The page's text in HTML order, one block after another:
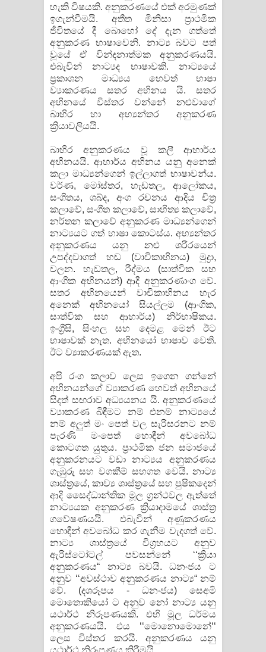
හැකි විෂයකි. අනුකරණයේ එක් අරමුණක්
ඉගැන්වීමයි. අතීත මිනිසා ප්‍රාථමික
ජීවිතයේ දී බොහෝ දේ දැන ගත්තේ
අනුකරණ භාෂාවෙනි. නාට්‍ය බවට පත්
වූයේ ඒ වින්දනාත්මක අනුකරණයයි.
එබැවින් නාට්‍යද භාෂාවකි. නාට්‍යයේ
ප්‍රකාශන මාධ්‍යය හෙවත් භාෂා
ව්‍යාකරණය සතර අභිනය යි. සතර
අභිනයේ විස්තර වන්නේ නළුවාගේ
බාහිර හා අභ්‍යන්තර අනුකරණ
ක්‍රියාවලියයි.
බාහිර අනුකරණය වූ කලී ආහාර්ය
අභිනයයි. ආහාර්ය අභිනය යනු අනෙක්
කලා මාධ්‍යන්ගෙන් ඉල්ලාගත් භාෂාවන්ය.
වර්ණ, මෝස්තර, හැඩතල, ආලෝකය,
සංගිතය, ශබ්ද, අංග රචනය ආදිය චිත්‍ර
කලාවේ, සංගීත කලාවේ, සාහිත්‍ය කලාවේ,
නර්තන කලාවේ අනුකරණ මාධ්‍යන්ගෙන්
නාට්‍යයට ගත් භාෂා කොටස්ය. අභ්‍යන්තර
අනුකරණය යනු නළු ශරීරයෙන්
උපද්දවාගත් හඬ (වාචිකාභිනය) මුද්‍රා,
චලන. හැඩතල, රිද්මය (සාත්වික සහ
ආංගික අභිනයන්) ආදී අනුකරණාංග වේ.
සතර අභිනයෙන් වාචිකාභිනය හැර
අනෙක් අභිනයෝ සියල්ලම (ආංගික,
සාත්වික සහ ආහාර්ය) නිර්භාෂිකය.
ඉංග්‍රීසි, සිංහල සහ දෙමළ මෙන් ඊට
භාෂාවක් නැත. අභිනයෝ භාෂාව වෙති.
ඊට ව්‍යාකරණයක් ඇත.
අපි රංග කලාව ලෙස ඉගෙන ගන්නේ
අභිනයන්ගේ ව්‍යාකරණ හෙවත් අභිනයේ
සිදත් සඟරාව අධ්‍යයනය යි. අනුකරණයේ
ව්‍යාකරණ බිඳීමට නම් එනම් නාට්‍යයේ
නම් අලුත් මං පෙත් වල සැරිසරනට නම්
පැරණි මංපෙත් හොඳීන් අවබෝධ
කොටගත යුතුය. ප්‍රාථමික ජන සමාජයේ
අනුකරනයට වඩා නාට්‍යය අනුකරණය
ගැඹුරු සහ වගකීම් සහගත වෙයි. නාට්‍ය
ශාස්ත්‍රයේ, කාව්‍ය ශාස්ත්‍රයේ සහ පුෂිකදෙන්
ආදි සෛද්ධාන්තික මූල ග්‍රන්ථවල ඇත්තේ
නාට්‍යයක අනුකරණ ක්‍රියාදාමයේ ශාස්ත්‍ර
ගවේෂණයයි. එබැවින් අණුකරණය
හොඳීන් අවබෝධ කර ගැනීම වැදගත් වේ.
නාට්‍ය ශාස්ත්‍රයේ විග්‍රහයට අනුව
ඇරිස්ටෝටල් පවසන්නේ ‘‘ක්‍රියා
අනුකරණය“ නාට්‍ය බවයි. ධනංජය ට
අනුව ‘‘අවස්ථාව අනුකරණය නාට්‍ය“ නම්
වේ. (දශරූපය - ධනංජය) සෙඅමි
මොතොකියෝ ට අනුව නෝ නාට්‍ය යනු
යථාර්ථ නිරූපණයකි. එහි මූල ධර්මය
අනුකරණයයි. එය ‘‘මොනොමොනේ‘‘
ලෙස විස්තර කරයි. අනුකරණය යනු
යථාර්ථ නිරූපණය කිරීමයි.